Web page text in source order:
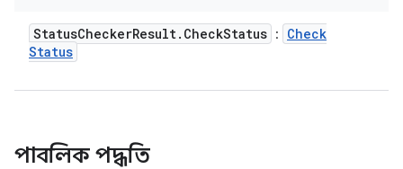
StatusCheckerResult. CheckStatus :
Check
Status
পাবলিক পদ্ধতি